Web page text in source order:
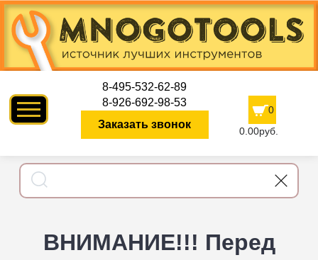
8-495-532-62-89
8-926-692-98-53
Заказать звонок
0
0.00руб.
ВНИМАНИЕ!!! Перед